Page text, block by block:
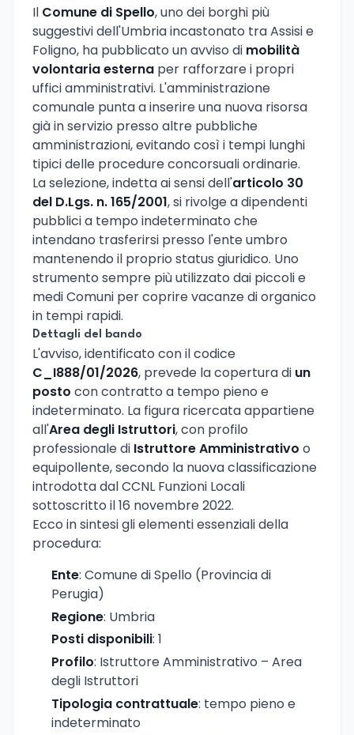
Il Comune di Spello, uno dei borghi più
suggestivi dell'Umbria incastonato tra Assisi e
Foligno, ha pubblicato un avviso di mobilità
volontaria esterna per rafforzare i propri
uffici amministrativi. L'amministrazione
comunale punta a inserire una nuova risorsa
già in servizio presso altre pubbliche
amministrazioni, evitando così i tempi lunghi
tipici delle procedure concorsuali ordinarie.
La selezione, indetta ai sensi dell'articolo 30
del D.Lgs. n. 165/2001, si rivolge a dipendenti
pubblici a tempo indeterminato che
intendano trasferirsi presso l'ente umbro
mantenendo il proprio status giuridico. Uno
strumento sempre più utilizzato dai piccoli e
medi Comuni per coprire vacanze di organico
in tempi rapidi.
Dettagli del bando
L'avviso, identificato con il codice
C_I888/01/2026, prevede la copertura di un
posto con contratto a tempo pieno e
indeterminato. La figura ricercata appartiene
all'Area degli Istruttori, con profilo
professionale di Istruttore Amministrativo o
equipollente, secondo la nuova classificazione
introdotta dal CCNL Funzioni Locali
sottoscritto il 16 novembre 2022.
Ecco in sintesi gli elementi essenziali della
procedura:
Ente: Comune di Spello (Provincia di
Perugia)
Regione: Umbria
Posti disponibili: 1
Profilo: Istruttore Amministrativo – Area
degli Istruttori
Tipologia contrattuale: tempo pieno e
indeterminato